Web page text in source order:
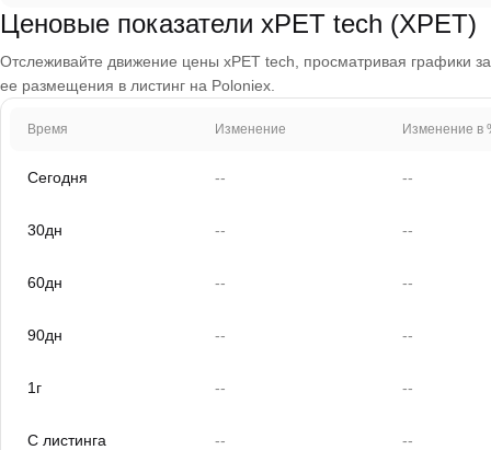
Ценовые показатели xPET tech (XPET)
Отслеживайте движение цены xPET tech, просматривая графики
ее размещения в листинг на Poloniex.
Время Изменение Изменение в
Сегодня -- --
30дн -- --
60дн -- --
90дн -- --
1г -- --
С листинга -- --